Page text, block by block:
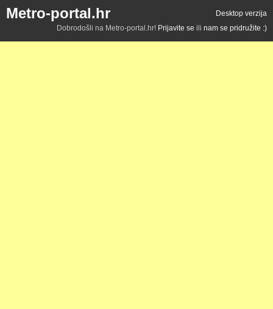
Metro-portal.hr
Desktop verzija
Dobrodošli na Metro-portal.hr! Prijavite se ili nam se pridružite :)